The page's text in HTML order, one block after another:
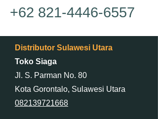
+62 821-4446-6557
Distributor Sulawesi Utara
Toko Siaga
Jl. S. Parman No. 80
Kota Gorontalo, Sulawesi Utara
082139721668